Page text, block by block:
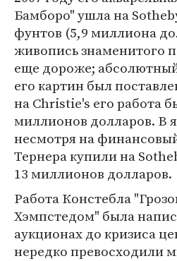
Бамборо" ушла на
фунтов (5,9 миллиона
живопись знаменитого
еще дороже;
его картин был
на Christie's его работа
миллионов долларов. В
несмотря на
Тернера купили на
13 миллионов долларов.
Работа Констебла
Хэмпстедом" была
аукционах до кризиса
нередко превосходили